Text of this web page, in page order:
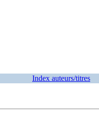
Index auteurs/titres